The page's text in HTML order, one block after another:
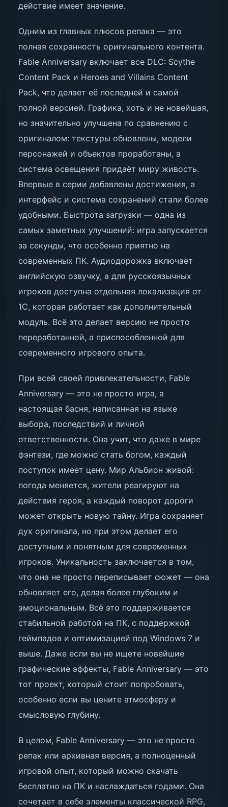
действие имеет значение.
Одним из главных плюсов репака — это
полная сохранность оригинального контента.
Fable Anniversary включает все DLC: Scythe
Content Pack и Heroes and Villains Content
Pack, что делает её последней и самой
полной версией. Графика, хоть и не новейшая,
но значительно улучшена по сравнению с
оригиналом: текстуры обновлены, модели
персонажей и объектов проработаны, а
система освещения придаёт миру живость.
Впервые в серии добавлены достижения, а
интерфейс и система сохранений стали более
удобными. Быстрота загрузки — одна из
самых заметных улучшений: игра запускается
за секунды, что особенно приятно на
современных ПК. Аудиодорожка включает
английскую озвучку, а для русскоязычных
игроков доступна отдельная локализация от
1С, которая работает как дополнительный
модуль. Всё это делает версию не просто
переработанной, а приспособленной для
современного игрового опыта.
При всей своей привлекательности, Fable
Anniversary — это не просто игра, а
настоящая басня, написанная на языке
выбора, последствий и личной
ответственности. Она учит, что даже в мире
фэнтези, где можно стать богом, каждый
поступок имеет цену. Мир Альбион живой:
погода меняется, жители реагируют на
действия героя, а каждый поворот дороги
может открыть новую тайну. Игра сохраняет
дух оригинала, но при этом делает его
доступным и понятным для современных
игроков. Уникальность заключается в том,
что она не просто переписывает сюжет — она
обновляет его, делая более глубоким и
эмоциональным. Всё это поддерживается
стабильной работой на ПК, с поддержкой
геймпадов и оптимизацией под Windows 7 и
выше. Даже если вы не ищете новейшие
графические эффекты, Fable Anniversary — это
тот проект, который стоит попробовать,
особенно если вы цените атмосферу и
смысловую глубину.
В целом, Fable Anniversary — это не просто
репак или архивная версия, а полноценный
игровой опыт, который можно скачать
бесплатно на ПК и наслаждаться годами. Она
сочетает в себе элементы классической RPG,